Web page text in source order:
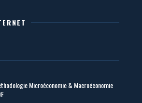
Microéconomie & Macroéconomie